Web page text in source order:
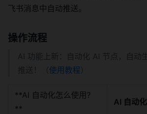
飞书消息中自动推送。
操作流程
AI 功能上新：自动化 AI 节点，自动
推送！（ 使用教程 ）
**AI 自动化怎么使用?
**
AI 自动